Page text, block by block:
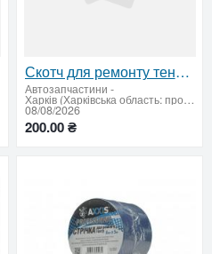
Скотч для ремонту тенту PROFESSIONAL 8см*5м (червоний)
Автозапчастини -
Харків (Харківська область: продати купити)
08/08/2026
200.00 ₴